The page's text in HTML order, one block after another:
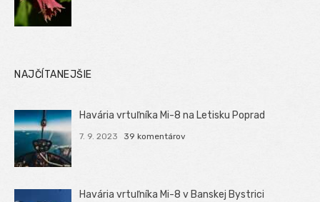
NAJČÍTANEJŠIE
Havária vrtuľníka Mi-8 na Letisku Poprad
7. 9. 2023 39 komentárov
Havária vrtuľníka Mi-8 v Banskej Bystrici